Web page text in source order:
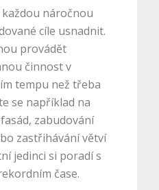
náročnou
cíle usnadnit.
provádět
činnost v
tempu než třeba
se například na
zabudování
zastřihávání větví
jedinci si poradí s
čase.